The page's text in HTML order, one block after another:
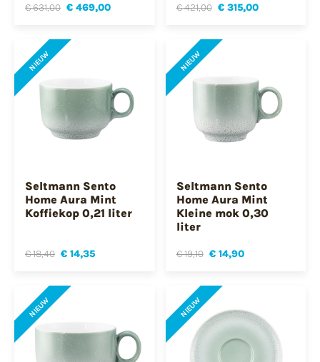
€ 631,00 € 469,00 € 421,00 € 315,00
NIEUW
Seltmann Sento
Home Aura Mint
Koffiekop 0,21 liter
€ 18,40 € 14,35
NIEUW
Seltmann Sento
Home Aura Mint
Kleine mok 0,30
liter
€ 19,10 € 14,90
NIEUW NIEUW